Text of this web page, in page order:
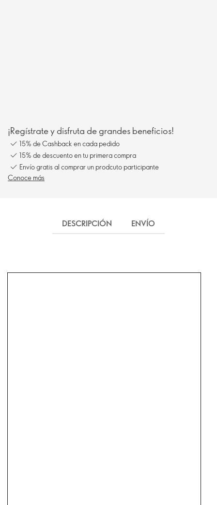
¡Regístrate y disfruta de grandes beneficios!
15% de Cashback en cada pedido
15% de descuento en tu primera compra
Envío gratis al comprar un prodcuto participante
Conoce más
DESCRIPCIÓN ENVÍO